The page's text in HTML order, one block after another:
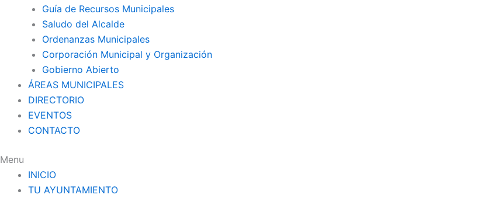
Guía de Recursos Municipales
Saludo del Alcalde
Ordenanzas Municipales
Corporación Municipal y Organización
Gobierno Abierto
ÁREAS MUNICIPALES
DIRECTORIO
EVENTOS
CONTACTO
Menu
INICIO
TU AYUNTAMIENTO